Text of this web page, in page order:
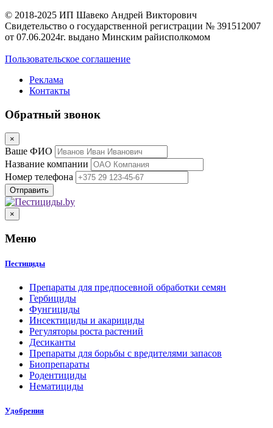
© 2018-2025 ИП Шавеко Андрей Викторович
Свидетельство о государственной регистрации № 391512007
от 07.06.2024г. выдано Минским райисполкомом
Пользовательское соглашение
Реклама
Контакты
Обратный звонок
×
Ваше ФИО
Название компании
Номер телефона
×
Меню
Пестициды
Препараты для предпосевной обработки семян
Гербициды
Фунгициды
Инсектициды и акарициды
Регуляторы роста растений
Десиканты
Препараты для борьбы с вредителями запасов
Биопрепараты
Родентициды
Нематициды
Удобрения